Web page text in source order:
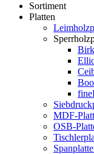
Sortiment
Platten
MDF-
OSB-